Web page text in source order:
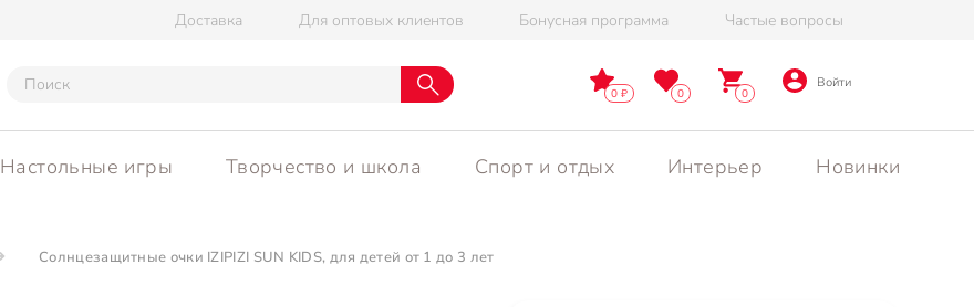
Доставка Для оптовых клиентов Бонусная программа Частые вопросы
0 0 0
Войти
Настольные игры Творчество и школа Спорт и отдых Интерьер Новинки
Солнцезащитные очки IZIPIZI SUN KIDS, для детей от 1 до 3 лет